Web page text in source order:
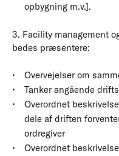
opbygning m.v.].
3. Facility management
bedes præsentere:
Overvejelser om
Tanker angående
Overordnet
dele af driften
ordregiver
Overordnet